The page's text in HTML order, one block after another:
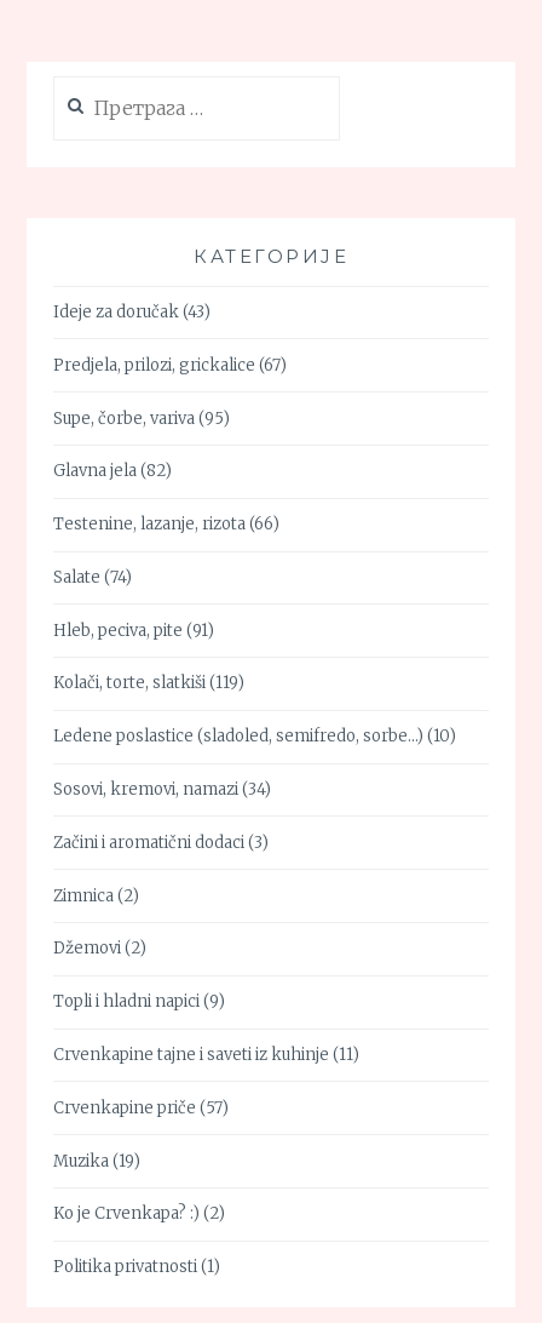
за:
КАТЕГОРИЈЕ
Ideje za doručak(43)
Predjela, prilozi, grickalice (67)
Supe, čorbe, variva(95)
Glavna jela(82)
Testenine, lazanje, rizota(66)
Salate (74)
Hleb, peciva, pite (91)
Kolači, torte, slatkiši(119)
Ledene poslastice (sladoled, semifredo, sorbe…) (10)
Sosovi, kremovi, namazi(34)
Začini i aromatični dodaci(3)
Zimnica(2)
Džemovi(2)
Topli i hladni napici(9)
Crvenkapine tajne i saveti iz kuhinje (11)
Crvenkapine priče (57)
Muzika(19)
Ko je Crvenkapa? :) (2)
Politika privatnosti(1)